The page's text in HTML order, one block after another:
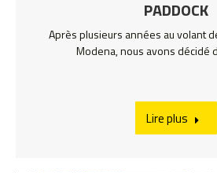
PADDOCK
Après plusieurs années au volant
Modena, nous avons décidé
Lire plus